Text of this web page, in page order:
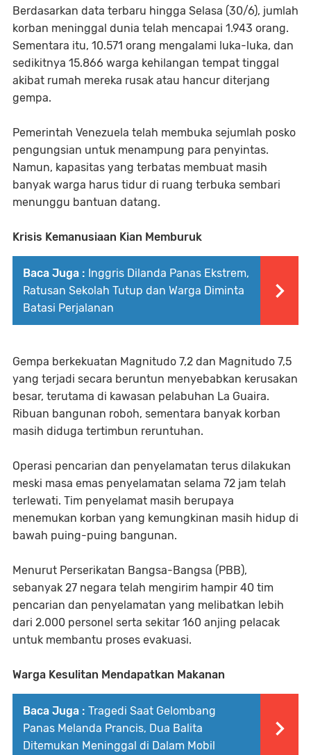
Berdasarkan data terbaru hingga Selasa (30/6), jumlah
korban meninggal dunia telah mencapai 1.943 orang.
Sementara itu, 10.571 orang mengalami luka-luka, dan
sedikitnya 15.866 warga kehilangan tempat tinggal
akibat rumah mereka rusak atau hancur diterjang
gempa.
Pemerintah Venezuela telah membuka sejumlah posko
pengungsian untuk menampung para penyintas.
Namun, kapasitas yang terbatas membuat masih
banyak warga harus tidur di ruang terbuka sembari
menunggu bantuan datang.
Krisis Kemanusiaan Kian Memburuk
Baca Juga : Inggris Dilanda Panas Ekstrem,
Ratusan Sekolah Tutup dan Warga Diminta
Batasi Perjalanan
Gempa berkekuatan Magnitudo 7,2 dan Magnitudo 7,5
yang terjadi secara beruntun menyebabkan kerusakan
besar, terutama di kawasan pelabuhan La Guaira.
Ribuan bangunan roboh, sementara banyak korban
masih diduga tertimbun reruntuhan.
Operasi pencarian dan penyelamatan terus dilakukan
meski masa emas penyelamatan selama 72 jam telah
terlewati. Tim penyelamat masih berupaya
menemukan korban yang kemungkinan masih hidup di
bawah puing-puing bangunan.
Menurut Perserikatan Bangsa-Bangsa (PBB),
sebanyak 27 negara telah mengirim hampir 40 tim
pencarian dan penyelamatan yang melibatkan lebih
dari 2.000 personel serta sekitar 160 anjing pelacak
untuk membantu proses evakuasi.
Warga Kesulitan Mendapatkan Makanan
Baca Juga : Tragedi Saat Gelombang
Panas Melanda Prancis, Dua Balita
Ditemukan Meninggal di Dalam Mobil